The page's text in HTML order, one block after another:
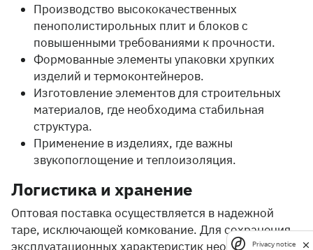
Производство высококачественных
пенополистирольных плит и блоков с
повышенными требованиями к прочности.
Формованные элементы упаковки хрупких
изделий и термоконтейнеров.
Изготовление элементов для строительных
материалов, где необходима стабильная
структура.
Применение в изделиях, где важны
звукопоглощение и теплоизоляция.
Логистика и хранение
Оптовая поставка осуществляется в надежной
таре, исключающей комкование. Для сохранения
эксплуатационных характеристик необходимоPrivacy notice